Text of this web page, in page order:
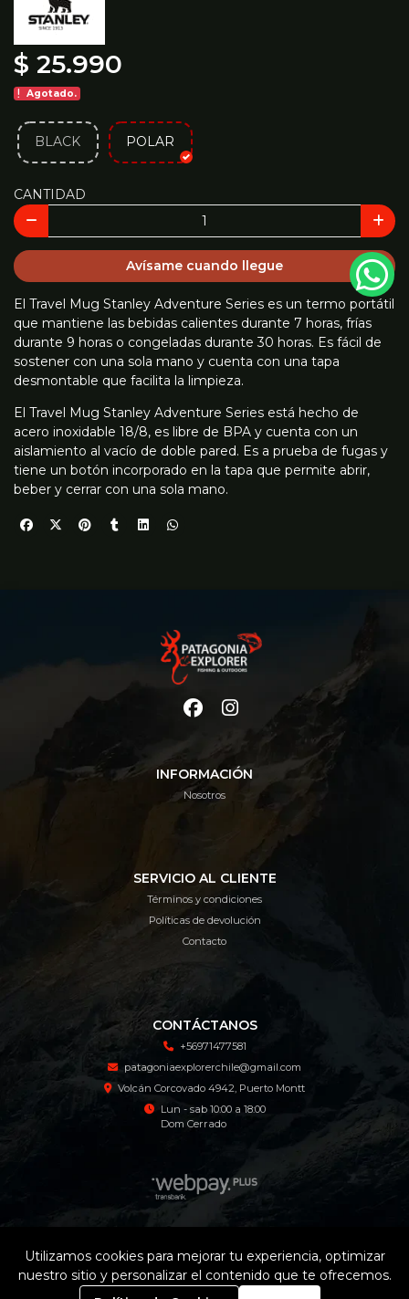
$ 25.990
Agotado.
BLACK POLAR
CANTIDAD
Avísame cuando llegue
El Travel Mug Stanley Adventure Series es un termo portátil
que mantiene las bebidas calientes durante 7 horas, frías
durante 9 horas o congeladas durante 30 horas. Es fácil de
sostener con una sola mano y cuenta con una tapa
desmontable que facilita la limpieza.
El Travel Mug Stanley Adventure Series está hecho de
acero inoxidable 18/8, es libre de BPA y cuenta con un
aislamiento al vacío de doble pared. Es a prueba de fugas y
tiene un botón incorporado en la tapa que permite abrir,
beber y cerrar con una sola mano.
INFORMACIÓN
Nosotros
SERVICIO AL CLIENTE
Términos y condiciones
Políticas de devolución
Contacto
CONTÁCTANOS
+56971477581
patagoniaexplorerchile@gmail.com
Volcán Corcovado 4942, Puerto Montt
Lun - sab 10:00 a 18:00
Dom Cerrado
Patagonia Explorer Tienda Online © 2026
¿Te gusta mi tienda? Yo vendo conBsale
Utilizamos cookies para mejorar tu experiencia, optimizar
nuestro sitio y personalizar el contenido que te ofrecemos.